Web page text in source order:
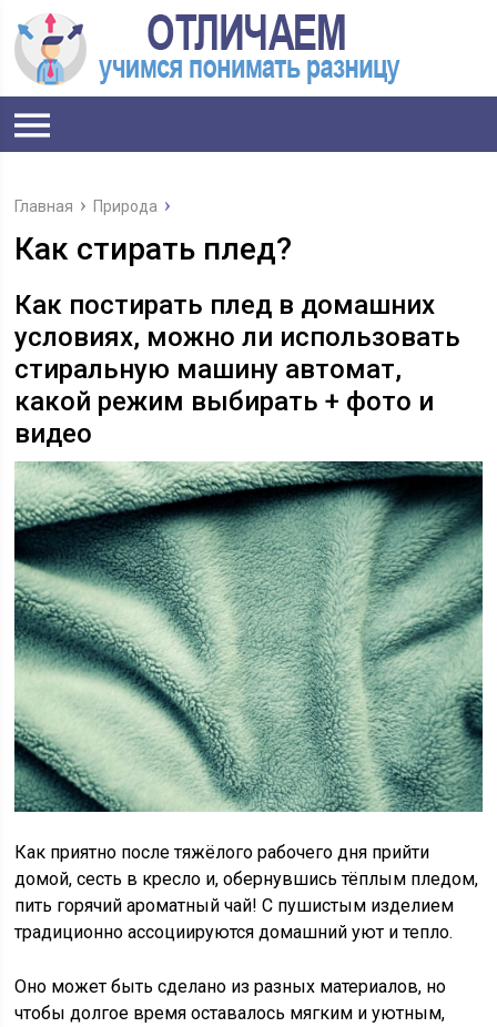
Главная Природа
Как стирать плед?
Как постирать плед в домашних
условиях, можно ли использовать
стиральную машину автомат,
какой режим выбирать + фото и
видео
Как приятно после тяжёлого рабочего дня прийти
домой, сесть в кресло и, обернувшись тёплым пледом,
пить горячий ароматный чай! С пушистым изделием
традиционно ассоциируются домашний уют и тепло.
Оно может быть сделано из разных материалов, но
чтобы долгое время оставалось мягким и уютным,